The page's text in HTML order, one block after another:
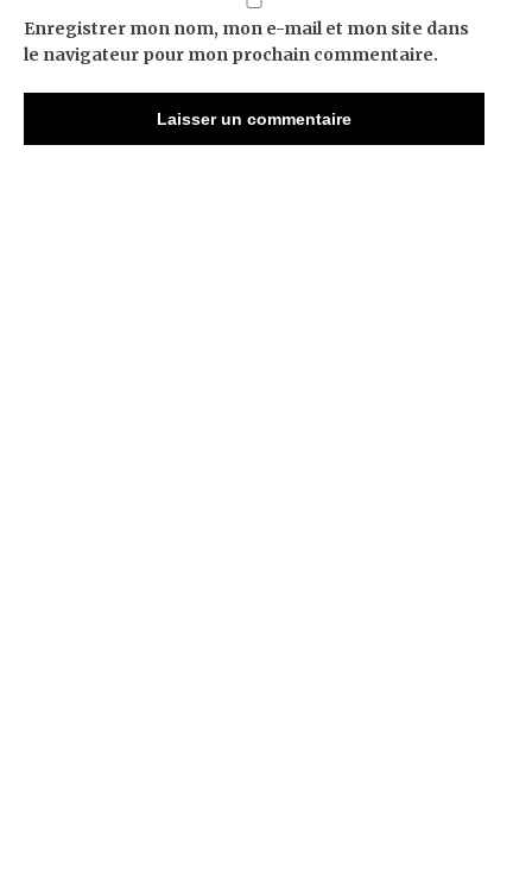
Enregistrer mon nom, mon e-mail et mon site dans
le navigateur pour mon prochain commentaire.